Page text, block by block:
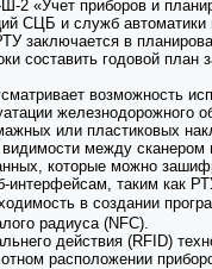
2 «Учет приборов и
СЦБ и служб
заключается в
составить годовой
возможность
железнодорожного
или пластиковых
между сканером
которые можно
интерфейсам, таким как
в создании
радиуса (NFC).
действия (RFID)
расположении